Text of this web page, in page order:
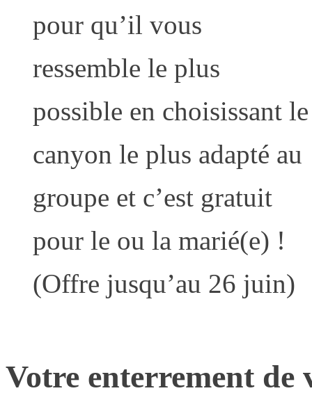
pour qu’il vous
ressemble le plus
possible en choisissant le
canyon le plus adapté au
groupe et c’est gratuit
pour le ou la marié(e) !
(Offre jusqu’au 26 juin)
Votre enterrement de